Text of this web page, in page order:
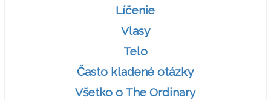
Líčenie
Vlasy
Telo
Často kladené otázky
Všetko o The Ordinary